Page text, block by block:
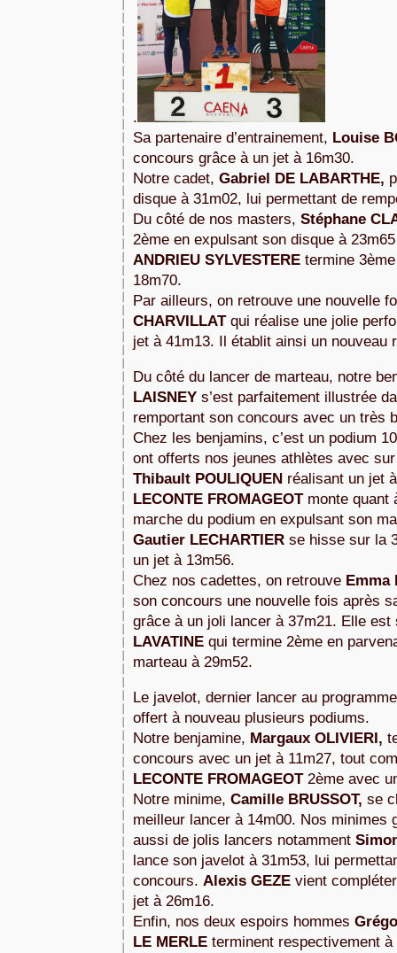
.
Sa partenaire d’entrainement, Louise
concours grâce à un jet à 16m30.
Notre cadet, Gabriel DE LABARTHE,
disque à 31m02, lui permettant de
Du côté de nos masters, Stéphane
2ème en expulsant son disque à
ANDRIEU SYLVESTERE termine
18m70.
Par ailleurs, on retrouve une nouvelle
CHARVILLAT qui réalise une jolie
jet à 41m13. Il établit ainsi un nouveau
Du côté du lancer de marteau, notre
LAISNEY s’est parfaitement illustrée
remportant son concours avec un très
Chez les benjamins, c’est un podium
Thibault POULIQUEN réalisant un jet
LECONTE FROMAGEOT monte quant
Gautier LECHARTIER se hisse sur la
un jet à 13m56.
Chez nos cadettes, on retrouve Emma
son concours une nouvelle fois après
grâce à un joli lancer à 37m21. Elle
LAVATINE qui termine 2ème en
marteau à 29m52.
Le javelot, dernier lancer au
offert à nouveau plusieurs podiums.
Notre benjamine, Margaux OLIVIERI,
concours avec un jet à 11m27, tout
LECONTE FROMAGEOT 2ème avec
Notre minime, Camille BRUSSOT, se
meilleur lancer à 14m00. Nos minimes
aussi de jolis lancers notamment
lance son javelot à 31m53, lui
concours. Alexis GEZE vient
jet à 26m16.
Enfin, nos deux espoirs hommes
LE MERLE terminent respectivement